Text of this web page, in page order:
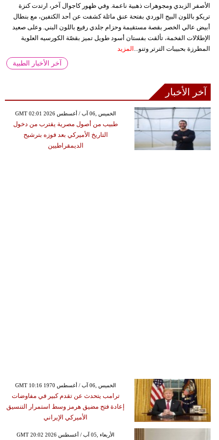
الأصفر الزبدي ومجوهرات ذهبية ناعمة. وفي ظهور كاجوال آخر، ارتدت كنزة
تريكو باللون البيج الوردي بفتحة عنق مائلة كشفت عن أحد الكتفين، مع بنطال
أبيض عالي الخصر بقصة مستقيمة وحزام جلدي رفيع باللون البني. وعلى صعيد
الإطلالات الفخمة، تألقت بفستان أسود طويل تميز بقصّة الكورسيه العلوية
المطرزة بحبيبات الترتر وتنو... المزيد
آخر الأخبار الطبية
آخر الأخبار
GMT 02:01 2026 الخميس ,06 آب / أغسطس
طبيب من أصول مصرية يقترب من دخول
التاريخ الأميركي بعد فوزه بترشيح
الديمقراطيين
GMT 10:16 1970 الخميس ,06 آب / أغسطس
ترامب يتحدث عن تقدم كبير في مفاوضات
إعادة فتح مضيق هرمز وسط استمرار التنسيق
الأميركي الإيراني
GMT 20:02 2026 الأربعاء ,05 آب / أغسطس